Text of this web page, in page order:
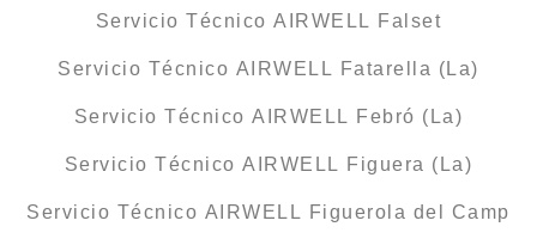
Servicio Técnico AIRWELL Falset
Servicio Técnico AIRWELL Fatarella (La)
Servicio Técnico AIRWELL Febró (La)
Servicio Técnico AIRWELL Figuera (La)
Servicio Técnico AIRWELL Figuerola del Camp